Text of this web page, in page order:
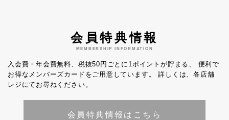
会員特典情報
MEMBERSHIP INFORMATION
入会費・年会費無料、税抜50円ごとに1ポイントが貯まる、
便利で
お得なメンバーズカードをご用意しています。
詳しくは、各店舗
レジにてお尋ねください。
会員特典情報はこちら